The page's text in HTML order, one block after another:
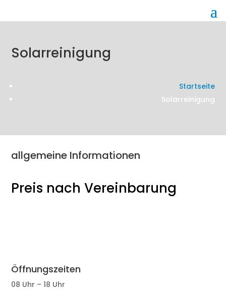
Solarreinigung
Startseite
Solarreinigung
allgemeine Informationen
Preis nach Vereinbarung
Öffnungszeiten
08 Uhr – 18 Uhr